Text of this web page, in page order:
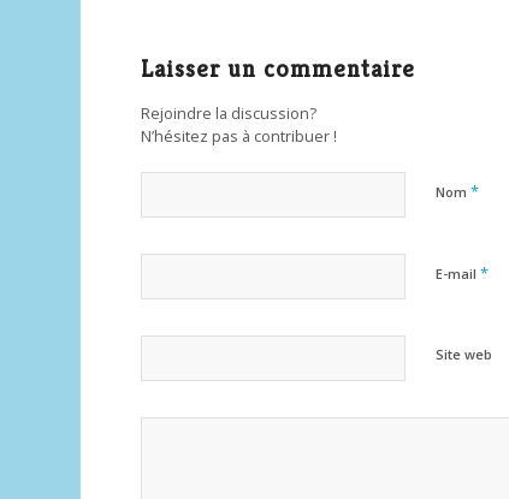
Laisser un commentaire
Rejoindre la discussion?
N’hésitez pas à contribuer !
Nom*
E-mail*
Site web